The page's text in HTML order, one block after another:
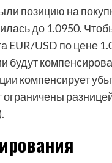
позицию на
до 1.0950.
EUR/USD по цене
будут
компенсирует